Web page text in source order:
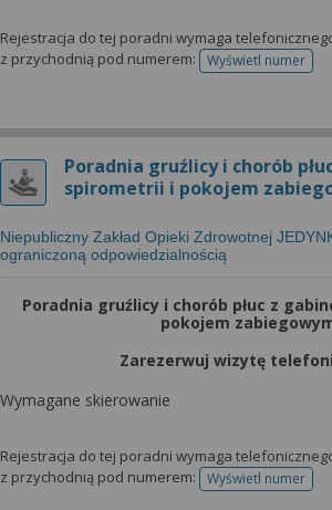
Rejestracja do tej poradni wymaga
z przychodnią pod numerem:
Wyświetl numer
telefonu do
Poradnia gruźlicy i chorób
spirometrii i pokojem
Niepubliczny Zakład Opieki Zdrowotnej
ograniczoną odpowiedzialnością
Poradnia gruźlicy i chorób płuc z
pokojem
Zarezerwuj wizytę
Wymagane skierowanie
Rejestracja do tej poradni wymaga
z przychodnią pod numerem:
Wyświetl numer
telefonu do